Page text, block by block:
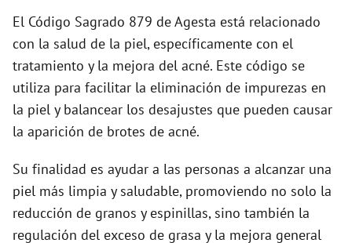
d
e
o
El Código Sagrado 879 de Agesta está relacionado
con la salud de la piel, específicamente con el
tratamiento y la mejora del acné. Este código se
utiliza para facilitar la eliminación de impurezas en
la piel y balancear los desajustes que pueden causar
la aparición de brotes de acné.
Su finalidad es ayudar a las personas a alcanzar una
piel más limpia y saludable, promoviendo no solo la
reducción de granos y espinillas, sino también la
regulación del exceso de grasa y la mejora general